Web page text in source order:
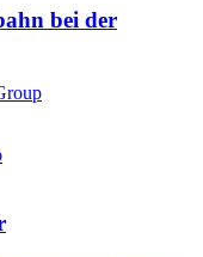
bei der